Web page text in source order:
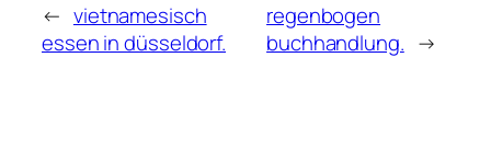
← vietnamesisch
essen in düsseldorf.
regenbogen
buchhandlung. →